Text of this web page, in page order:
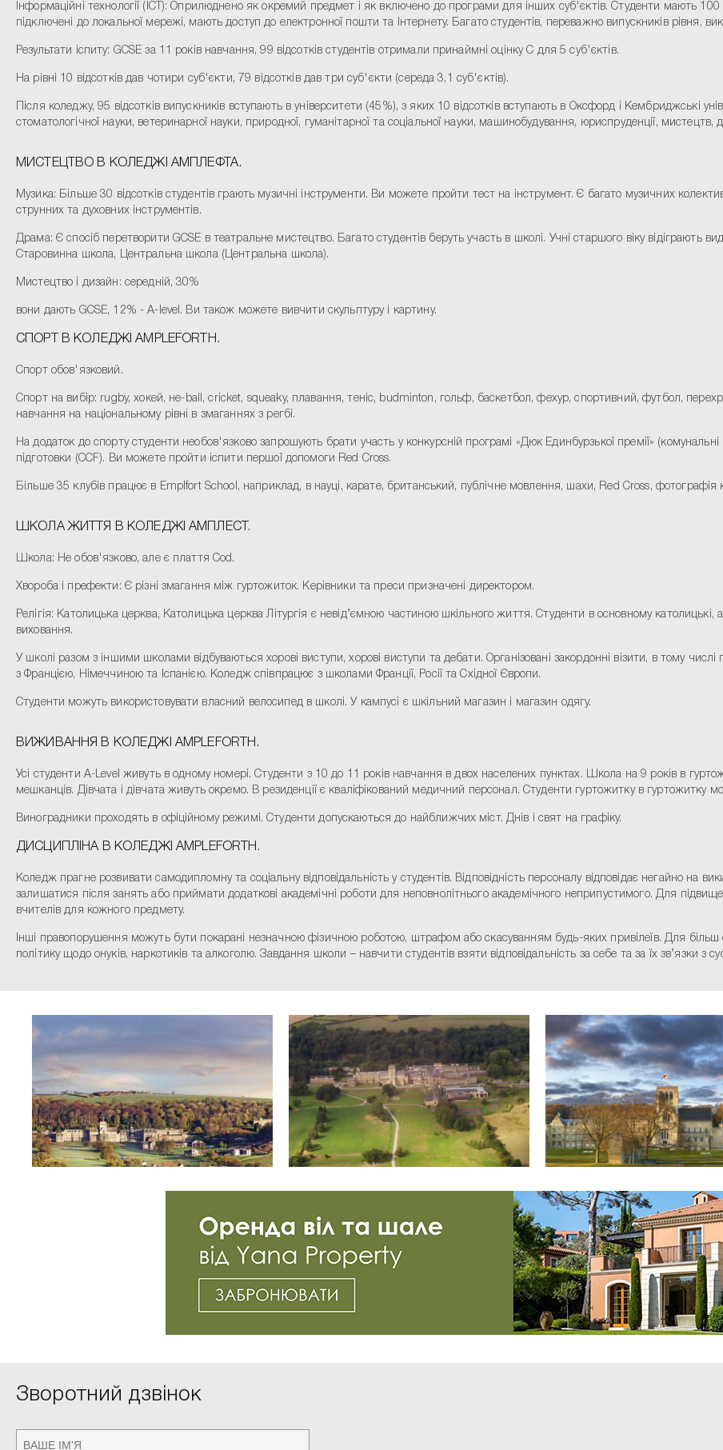
Інформаційні технології (ICT): Оприлюднено як окремий предмет і як включено до програми для інших суб'єктів. Студенти мають
підключені до локальної мережі, мають доступ до електронної пошти та Інтернету. Багато студентів, переважно випускників рівня,
Результати іспиту: GCSE за 11 років навчання, 99 відсотків студентів отримали принаймні оцінку C для 5 суб'єктів.
На рівні 10 відсотків дав чотири суб'єкти, 79 відсотків дав три суб'єкти (середа 3,1 суб'єктів).
Після коледжу, 95 відсотків випускників вступають в університети (45%), з яких 10 відсотків вступають в Оксфорд і Кембриджські
стоматологічної науки, ветеринарної науки, природної, гуманітарної та соціальної науки, машинобудування, юриспруденції,
МИСТЕЦТВО В КОЛЕДЖІ АМПЛЕФТА.
Музика: Більше 30 відсотків студентів грають музичні інструменти. Ви можете пройти тест на інструмент. Є багато музичних
струнних та духовних інструментів.
Драма: Є спосіб перетворити GCSE в театральне мистецтво. Багато студентів беруть участь в школі. Учні старшого віку відіграють
Старовинна школа, Центральна школа (Центральна школа).
Мистецтво і дизайн: середній, 30%
вони дають GCSE, 12% - A-level. Ви також можете вивчити скульптуру і картину.
СПОРТ В КОЛЕДЖІ AMPLEFORTH.
Спорт обов'язковий.
Спорт на вибір: rugby, хокей, не-ball, cricket, squeaky, плавання, теніс, budminton, гольф, баскетбол, фехур, спортивний, футбол,
навчання на національному рівні в змаганнях з регбі.
На додаток до спорту студенти необов'язково запрошують брати участь у конкурсній програмі «Дюк Единбурзької премії» (комунальні
підготовки (CCF). Ви можете пройти іспити першої допомоги Red Cross.
Більше 35 клубів працює в Emplfort School, наприклад, в науці, карате, британський, публічне мовлення, шахи, Red Cross, фотографія
ШКОЛА ЖИТТЯ В КОЛЕДЖІ АМПЛЕСТ.
Школа: Не обов'язково, але є плаття Cod.
Хвороба і префекти: Є різні змагання між гуртожиток. Керівники та преси призначені директором.
Релігія: Католицька церква, Католицька церква Літургія є невід’ємною частиною шкільного життя. Студенти в основному католицькі,
виховання.
У школі разом з іншими школами відбуваються хорові виступи, хорові виступи та дебати. Організовані закордонні візити, в тому
з Францією, Німеччиною та Іспанією. Коледж співпрацює з школами Франції, Росії та Східної Європи.
Студенти можуть використовувати власний велосипед в школі. У кампусі є шкільний магазин і магазин одягу.
ВИЖИВАННЯ В КОЛЕДЖІ AMPLEFORTH.
Усі студенти A-Level живуть в одному номері. Студенти з 10 до 11 років навчання в двох населених пунктах. Школа на 9 років в
мешканців. Дівчата і дівчата живуть окремо. В резиденції є кваліфікований медичний персонал. Студенти гуртожитку в гуртожитку
Виноградники проходять в офіційному режимі. Студенти допускаються до найближчих міст. Днів і свят на графіку.
ДИСЦИПЛІНА В КОЛЕДЖІ AMPLEFORTH.
Коледж прагне розвивати самодипломну та соціальну відповідальність у студентів. Відповідність персоналу відповідає негайно на
залишатися після занять або приймати додаткові академічні роботи для неповнолітнього академічного неприпустимого. Для
вчителів для кожного предмету.
Інші правопорушення можуть бути покарані незначною фізичною роботою, штрафом або скасуванням будь-яких привілеїв. Для
політику щодо онуків, наркотиків та алкоголю. Завдання школи – навчити студентів взяти відповідальність за себе та за їх зв’язки з
Зворотний дзвінок